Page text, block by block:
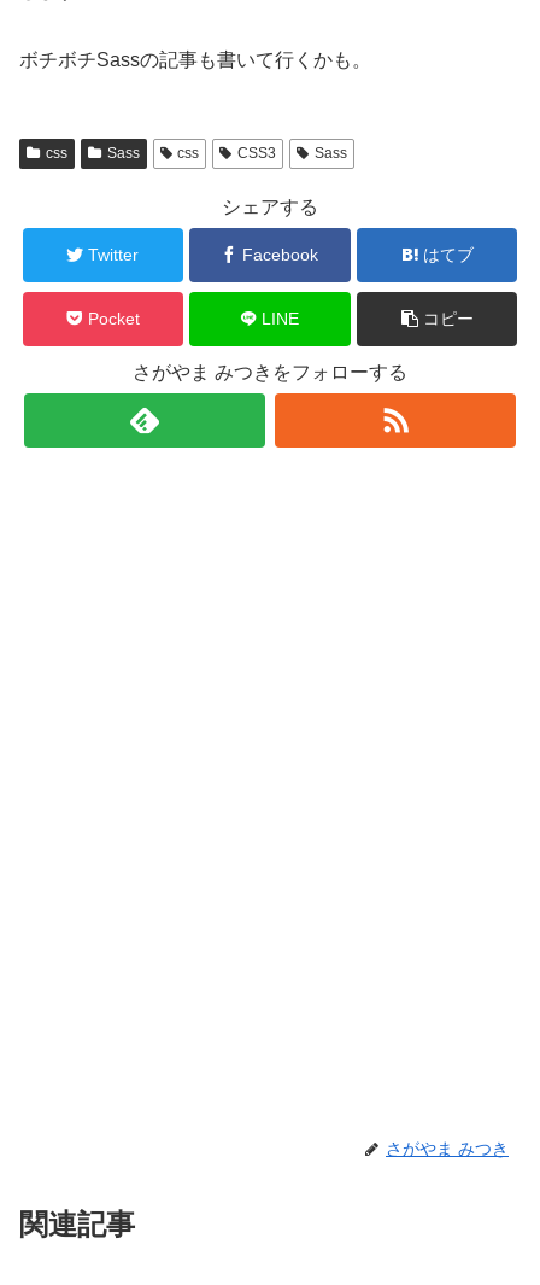
ボチボチSassの記事も書いて行くかも。
css Sass css CSS3 Sass
シェアする
Twitter Facebook はてブ
Pocket LINE コピー
さがやま みつきをフォローする
さがやま みつき
関連記事